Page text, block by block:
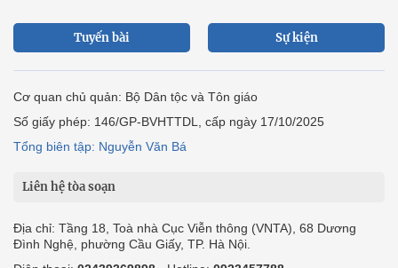
Tuyến bài Sự kiện
Cơ quan chủ quản: Bộ Dân tộc và Tôn giáo
Số giấy phép: 146/GP-BVHTTDL, cấp ngày 17/10/2025
Tổng biên tập: Nguyễn Văn Bá
Liên hệ tòa soạn
Địa chỉ: Tầng 18, Toà nhà Cục Viễn thông (VNTA), 68 Dương
Đình Nghệ, phường Cầu Giấy, TP. Hà Nội.